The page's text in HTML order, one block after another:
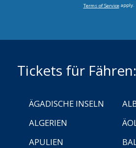
Terms of Serviceapply.
Tickets für
ÄGADISCHE INSELN
ALGERIEN
APULIEN